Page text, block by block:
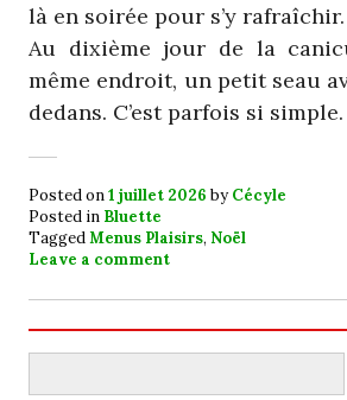
là en soirée pour s’y rafraîchir.
Au dixième jour de la
même endroit, un petit seau
dedans. C’est parfois si simple.
Posted on1 juillet 2026 byCécyle
Posted in Bluette
TaggedMenus Plaisirs, Noël
Leave a comment
Rechercher